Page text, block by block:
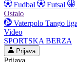
Fudbal
Futsal
Ostalo
Vaterpolo Tango liga
Video
SPORTSKA BERZA
Prijava
Prijava